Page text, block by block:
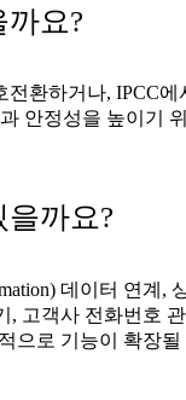
요?
전환하거나, IPCC에
안정성을 높이기
까요?
데이터 연계,
, 고객사 전화번호 관
으로 기능이 확장될